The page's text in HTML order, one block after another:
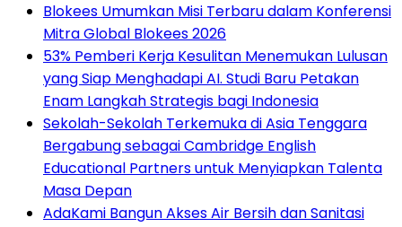
Blokees Umumkan Misi Terbaru dalam Konferensi
Mitra Global Blokees 2026
53% Pemberi Kerja Kesulitan Menemukan Lulusan
yang Siap Menghadapi AI. Studi Baru Petakan
Enam Langkah Strategis bagi Indonesia
Sekolah-Sekolah Terkemuka di Asia Tenggara
Bergabung sebagai Cambridge English
Educational Partners untuk Menyiapkan Talenta
Masa Depan
AdaKami Bangun Akses Air Bersih dan Sanitasi